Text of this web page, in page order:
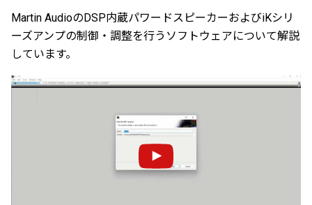
Martin AudioのDSP内蔵パワードスピーカーおよびiKシリ
ーズアンプの制御・調整を行うソフトウェアについて解説
しています。